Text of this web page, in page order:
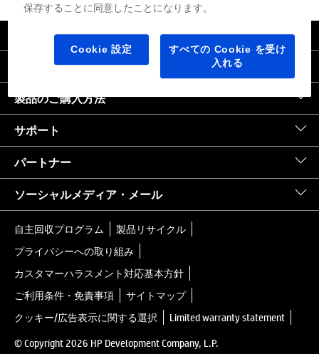
｜United States HP.com
会社情報
製品のご購入方法
サポート
パートナー
ソーシャルメディア・メール
自主回収プログラム
製品リサイクル
プライバシーへの取り組み
カスタマーハラスメント対応基本方針
ご利用条件・免責事項
サイトマップ
クッキー/広告表示に関する選択
Limited warranty statement
© Copyright 2026 HP Development Company, L.P.
保存することに同意したことになります。
Cookie 設定
すべての Cookie を受け
入れる